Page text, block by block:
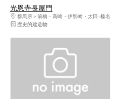
光恩寺長屋門
群馬県
前橋・高崎・伊勢崎・太田･榛名
歴史的建造物